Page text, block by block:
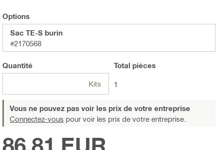
Options
Sac TE-S burin
#2170568
Quantité
Kits
Total pièces
1
Vous ne pouvez pas voir les prix de votre entreprise
Connectez-vous pour voir les prix de votre entreprise.